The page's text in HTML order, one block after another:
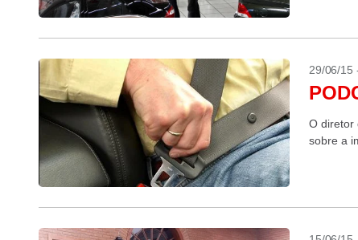
29/06/15
O diretor
sobre a